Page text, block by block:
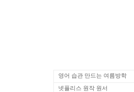
영어 습관 만드는 여름방학
넷플리스 원작 원서